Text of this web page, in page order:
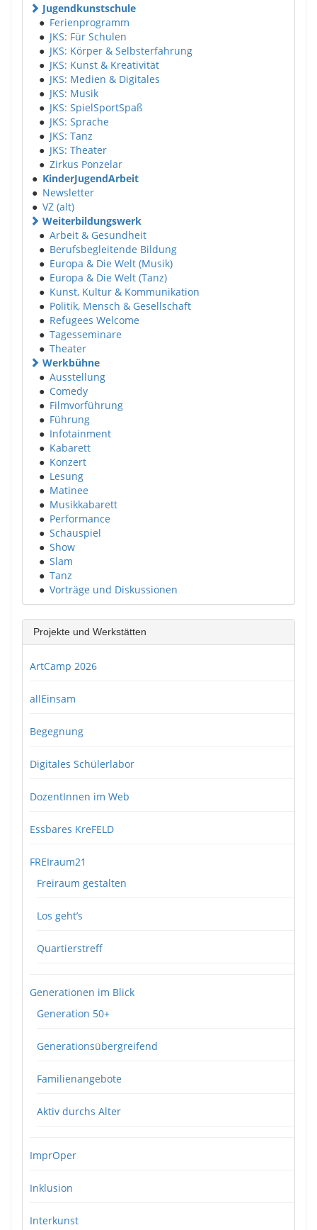
Jugendkunstschule
● Ferienprogramm
● JKS: Für Schulen
● JKS: Körper & Selbsterfahrung
● JKS: Kunst & Kreativität
● JKS: Medien & Digitales
● JKS: Musik
● JKS: SpielSportSpaß
● JKS: Sprache
● JKS: Tanz
● JKS: Theater
● Zirkus Ponzelar
● KinderJugendArbeit
● Newsletter
● VZ (alt)
Weiterbildungswerk
● Arbeit & Gesundheit
● Berufsbegleitende Bildung
● Europa & Die Welt (Musik)
● Europa & Die Welt (Tanz)
● Kunst, Kultur & Kommunikation
● Politik, Mensch & Gesellschaft
● Refugees Welcome
● Tagesseminare
● Theater
Werkbühne
● Ausstellung
● Comedy
● Filmvorführung
● Führung
● Infotainment
● Kabarett
● Konzert
● Lesung
● Matinee
● Musikkabarett
● Performance
● Schauspiel
● Show
● Slam
● Tanz
● Vorträge und Diskussionen
Projekte und Werkstätten
ArtCamp 2026
allEinsam
Begegnung
Digitales Schülerlabor
DozentInnen im Web
Essbares KreFELD
FREIraum21
Freiraum gestalten
Los geht’s
Quartierstreff
Generationen im Blick
Generation 50+
Generationsübergreifend
Familienangebote
Aktiv durchs Alter
ImprOper
Inklusion
Interkunst